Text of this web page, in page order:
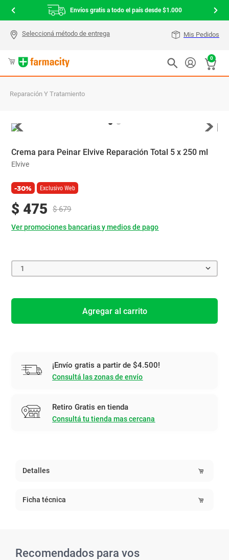
Envíos gratis a todo el país desde $1.000
Mis Pedidos
0
Reparación Y Tratamiento
Crema para Peinar Elvive Reparación Total 5 x 250 ml
Elvive
-30% Exclusivo Web
$ 475 $ 679
Ver promociones bancarias y medios de pago
1
Agregar al carrito
¡Envío gratis a partir de $4.500!
Consultá las zonas de envío
Retiro Gratis en tienda
Consultá tu tienda mas cercana
Detalles
Ficha técnica
Recomendados para vos